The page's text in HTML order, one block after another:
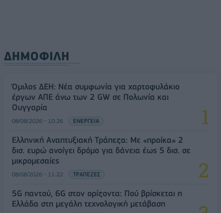
ΔΗΜΟΦΙΛΗ
Όμιλος ΔΕΗ: Νέα συμφωνία για χαρτοφυλάκιο
έργων ΑΠΕ άνω των 2 GW σε Πολωνία και
Ουγγαρία
08/08/2026 - 10:26 ΕΝΕΡΓΕΙΑ
Ελληνική Αναπτυξιακή Τράπεζα: Με «προίκα» 2
δισ. ευρώ ανοίγει δρόμο για δάνεια έως 5 δισ. σε
μικρομεσαίες
08/08/2026 - 11:22 ΤΡΑΠΕΖΕΣ
5G παντού, 6G στον ορίζοντα: Πού βρίσκεται η
Ελλάδα στη μεγάλη τεχνολογική μετάβαση